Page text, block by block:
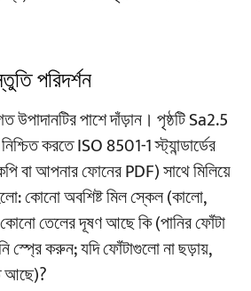
পরিদর্শন
পাশে দাঁড়ান। পৃষ্ঠটি Sa2.5
করতে ISO 8501-1 স্ট্যান্ডার্ডের
বা আপনার ফোনের PDF) সাথে মিলিয়ে
কোনো অবশিষ্ট মিল স্কেল (কালো,
তেলের দূষণ আছে কি (পানির ফোঁটা
স্প্রে করুন; যদি ফোঁটাগুলো না ছড়ায়,
আছে)?